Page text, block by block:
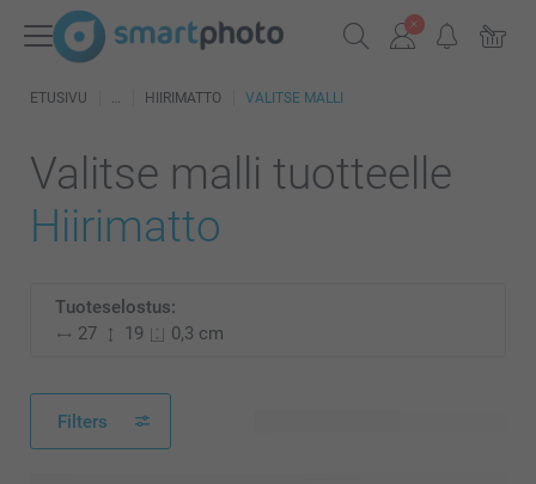
ETUSIVU HIIRIMATTO VALITSE MALLI
Valitse malli tuotteelle
Hiirimatto
Tuoteselostus:
27
19 0,3 cm
Filters